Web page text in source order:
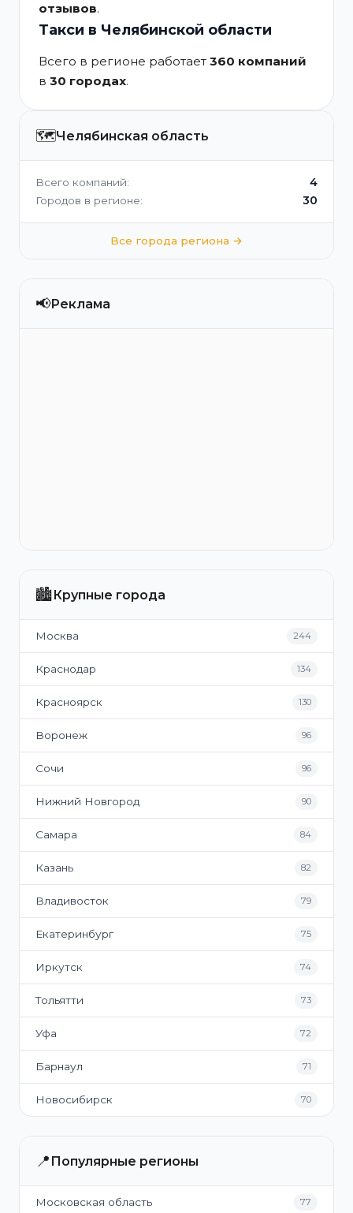
отзывов.
Такси в Челябинской области
Всего в регионе работает 360 компаний
в 30 городах.
🗺️Челябинская область
Всего компаний: 4
Городов в регионе: 30
Все города региона →
📢Реклама
🏙️Крупные города
Москва 244
Краснодар 134
Красноярск 130
Воронеж 96
Сочи 96
Нижний Новгород 90
Самара 84
Казань 82
Владивосток 79
Екатеринбург 75
Иркутск 74
Тольятти 73
Уфа 72
Барнаул 71
Новосибирск 70
📍 Популярные регионы
Московская область 77